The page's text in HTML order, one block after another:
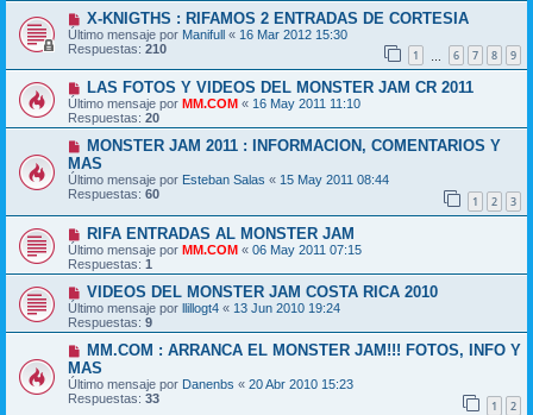
X-KNIGTHS : RIFAMOS 2 ENTRADAS DE CORTESIA
Último mensaje por Manifull « 16 Mar 2012 15:30
Respuestas: 210 1 6 7 8 9
LAS FOTOS Y VIDEOS DEL MONSTER JAM CR 2011
Último mensaje por MM.COM « 16 May 2011 11:10
Respuestas: 20
MONSTER JAM 2011 : INFORMACION, COMENTARIOS Y
MAS
Último mensaje por Esteban Salas « 15 May 2011 08:44
Respuestas: 60 1 2 3
RIFA ENTRADAS AL MONSTER JAM
Último mensaje por MM.COM « 06 May 2011 07:15
Respuestas: 1
VIDEOS DEL MONSTER JAM COSTA RICA 2010
Último mensaje por llillogt4 « 13 Jun 2010 19:24
Respuestas: 9
MM.COM : ARRANCA EL MONSTER JAM!!! FOTOS, INFO Y
MAS
Último mensaje por Danenbs « 20 Abr 2010 15:23
Respuestas: 33 1 2